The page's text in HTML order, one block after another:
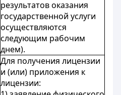
результатов оказания
государственной услуги
осуществляются
следующим рабочим
днем).
Для получения лицензии
и (или) приложения к
лицензии: